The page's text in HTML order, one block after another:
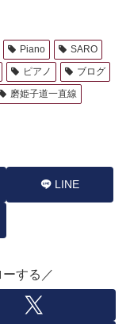
Piano
SARO
ピアノ
ブログ
磨姫子道一直線
LINE
する／